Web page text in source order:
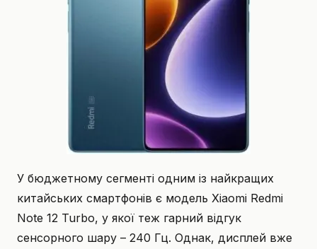
У бюджетному сегменті одним із найкращих
китайських смартфонів є модель Xiaomi Redmi
Note 12 Turbo, у якої теж гарний відгук
сенсорного шару – 240 Гц. Однак, дисплей вже